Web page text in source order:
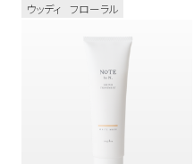
乾燥毛
グリース
ウッディ
フローラル